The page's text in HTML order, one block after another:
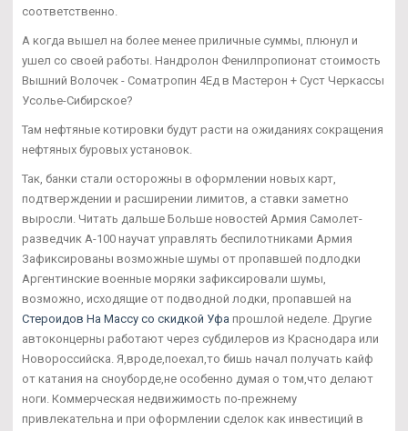
соответственно.
А когда вышел на более менее приличные суммы, плюнул и
ушел со своей работы. Нандролон Фенилпропионат стоимость
Вышний Волочек - Cоматропин 4Ед в Мастерон + Суст Черкассы
Усолье-Сибирское?
Там нефтяные котировки будут расти на ожиданиях сокращения
нефтяных буровых установок.
Так, банки стали осторожны в оформлении новых карт,
подтверждении и расширении лимитов, а ставки заметно
выросли. Читать дальше Больше новостей Армия Самолет-
разведчик А-100 научат управлять беспилотниками Армия
Зафиксированы возможные шумы от пропавшей подлодки
Аргентинские военные моряки зафиксировали шумы,
возможно, исходящие от подводной лодки, пропавшей на
Стероидов На Массу со скидкой Уфа прошлой неделе. Другие
автоконцерны работают через субдилеров из Краснодара или
Новороссийска. Я,вроде,поехал,то бишь начал получать кайф
от катания на сноуборде,не особенно думая о том,что делают
ноги. Коммерческая недвижимость по-прежнему
привлекательна и при оформлении сделок как инвестиций в